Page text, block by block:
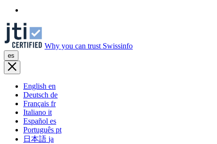
Why you can trust Swissinfo
es
English en
Deutsch de
Français fr
Italiano it
Español es
Português pt
日本語 ja